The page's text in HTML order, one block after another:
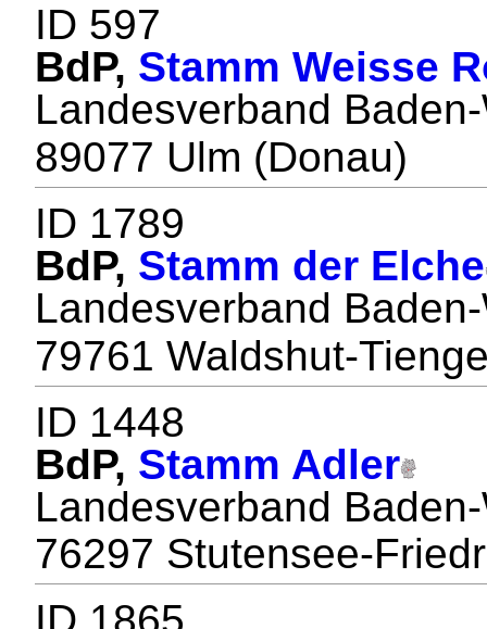
ID 597
BdP, Stamm Weisse
Landesverband
89077 Ulm (Donau)
ID 1789
BdP, Stamm der Elche
Landesverband
79761 Waldshut-
ID 1448
BdP, Stamm Adler
Landesverband
76297 Stutensee-